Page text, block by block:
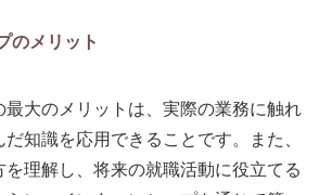
のメリット
最大のメリットは、実際の業務に触れ
知識を応用できることです。また、
理解し、将来の就職活動に役立てる